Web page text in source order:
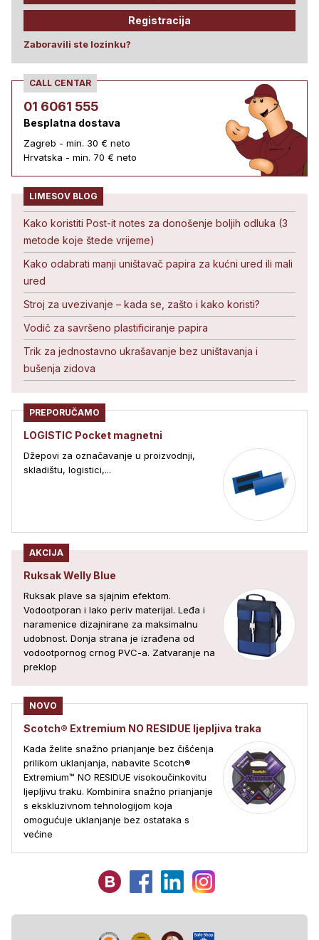
Registracija
Zaboravili ste lozinku?
CALL CENTAR
01 6061 555
Besplatna dostava
Zagreb - min. 30 € neto
Hrvatska - min. 70 € neto
LIMESOV BLOG
Kako koristiti Post-it notes za donošenje boljih odluka (3
metode koje štede vrijeme)
Kako odabrati manji uništavač papira za kućni ured ili mali
ured
Stroj za uvezivanje – kada se, zašto i kako koristi?
Vodič za savršeno plastificiranje papira
Trik za jednostavno ukrašavanje bez uništavanja i
bušenja zidova
PREPORUČAMO
LOGISTIC Pocket magnetni
Džepovi za označavanje u proizvodnji,
skladištu, logistici,...
AKCIJA
Ruksak Welly Blue
Ruksak plave sa sjajnim efektom.
Vodootporan i lako periv materijal. Leđa i
naramenice dizajnirane za maksimalnu
udobnost. Donja strana je izrađena od
vodootpornog crnog PVC-a. Zatvaranje na
preklop
NOVO
Scotch® Extremium NO RESIDUE ljepljiva traka
Kada želite snažno prianjanje bez čišćenja
prilikom uklanjanja, nabavite Scotch®
Extremium™ NO RESIDUE visokoučinkovitu
ljepljivu traku. Kombinira snažno prianjanje
s ekskluzivnom tehnologijom koja
omogućuje uklanjanje bez ostataka s
većine